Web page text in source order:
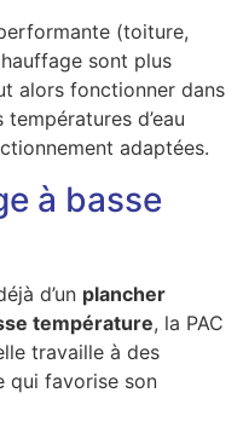
(toiture,
sont plus
alors fonctionner dans
d’eau
adaptées.
à basse
d’un plancher
température, la PAC
travaille à des
qui favorise son